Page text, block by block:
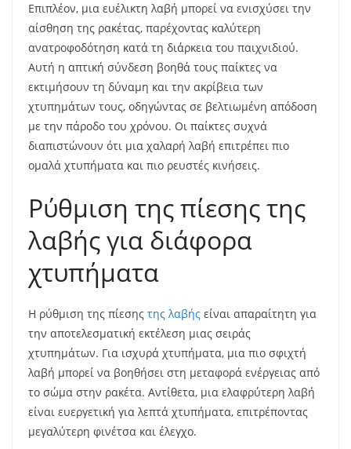
Επιπλέον, μια ευέλικτη λαβή μπορεί να ενισχύσει την
αίσθηση της ρακέτας, παρέχοντας καλύτερη
ανατροφοδότηση κατά τη διάρκεια του παιχνιδιού.
Αυτή η απτική σύνδεση βοηθά τους παίκτες να
εκτιμήσουν τη δύναμη και την ακρίβεια των
χτυπημάτων τους, οδηγώντας σε βελτιωμένη απόδοση
με την πάροδο του χρόνου. Οι παίκτες συχνά
διαπιστώνουν ότι μια χαλαρή λαβή επιτρέπει πιο
ομαλά χτυπήματα και πιο ρευστές κινήσεις.
Ρύθμιση της πίεσης της
λαβής για διάφορα
χτυπήματα
Η ρύθμιση της πίεσης της λαβής είναι απαραίτητη για
την αποτελεσματική εκτέλεση μιας σειράς
χτυπημάτων. Για ισχυρά χτυπήματα, μια πιο σφιχτή
λαβή μπορεί να βοηθήσει στη μεταφορά ενέργειας από
το σώμα στην ρακέτα. Αντίθετα, μια ελαφρύτερη λαβή
είναι ευεργετική για λεπτά χτυπήματα, επιτρέποντας
μεγαλύτερη φινέτσα και έλεγχο.